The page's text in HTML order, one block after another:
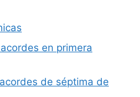
en primera
de séptima de